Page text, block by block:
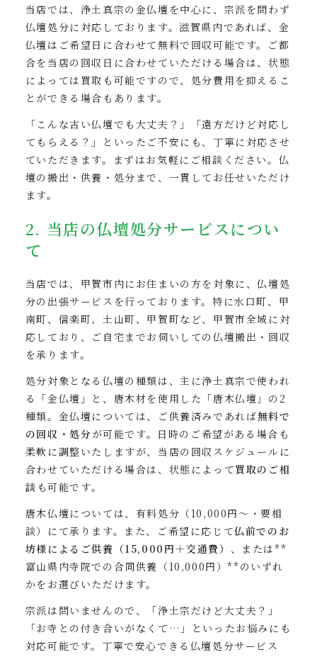
当店では、浄土真宗の金仏壇を中心に、宗派を問わず
仏壇処分に対応しております。滋賀県内であれば、金
仏壇はご希望日に合わせて無料で回収可能です。ご都
合を当店の回収日に合わせていただける場合は、状態
によっては買取も可能ですので、処分費用を抑えるこ
とができる場合もあります。
「こんな古い仏壇でも大丈夫？」「遠方だけど対応し
てもらえる？」といったご不安にも、丁寧に対応させ
ていただきます。まずはお気軽にご相談ください。仏
壇の搬出・供養・処分まで、一貫してお任せいただけ
ます。
2. 当店の仏壇処分サービスについ
て
当店では、甲賀市内にお住まいの方を対象に、仏壇処
分の出張サービスを行っております。特に水口町、甲
南町、信楽町、土山町、甲賀町など、甲賀市全域に対
応しており、ご自宅までお伺いしての仏壇搬出・回収
を承ります。
処分対象となる仏壇の種類は、主に浄土真宗で使われ
る「金仏壇」と、唐木材を使用した「唐木仏壇」の2
種類。金仏壇については、ご供養済みであれば無料で
の回収・処分が可能です。日時のご希望がある場合も
柔軟に調整いたしますが、当店の回収スケジュールに
合わせていただける場合は、状態によって買取のご相
談 も可能です。
唐木仏壇については、有料処分（10,000円〜・要相
談）にて承ります。また、ご希望に応じて仏前でのお
坊様によるご供養（15,000円＋交通費） 、または**
富山県内寺院での合同供養（10,000円）**のいずれ
かをお選びいただけます。
宗派は問いませんので、「浄土宗だけど大丈夫？」
「お寺との付き合いがなくて…」といったお悩みにも
対応可能です。丁寧で安心できる仏壇処分サービス